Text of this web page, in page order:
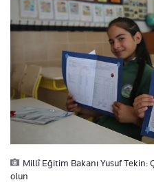
Millî Eğitim Bakanı Yusuf Tekin:
olun